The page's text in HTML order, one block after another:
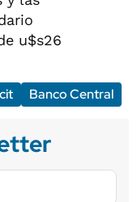
u$s26
Banco Central